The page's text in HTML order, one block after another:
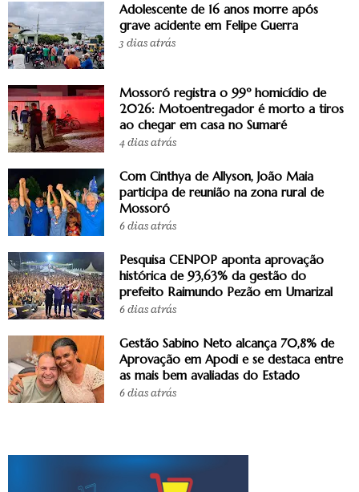
Adolescente de 16 anos morre após
grave acidente em Felipe Guerra
3 dias atrás
Mossoró registra o 99º homicídio de
2026: Motoentregador é morto a tiros
ao chegar em casa no Sumaré
4 dias atrás
Com Cinthya de Allyson, João Maia
participa de reunião na zona rural de
Mossoró
6 dias atrás
Pesquisa CENPOP aponta aprovação
histórica de 93,63% da gestão do
prefeito Raimundo Pezão em Umarizal
6 dias atrás
Gestão Sabino Neto alcança 70,8% de
Aprovação em Apodi e se destaca entre
as mais bem avaliadas do Estado
6 dias atrás